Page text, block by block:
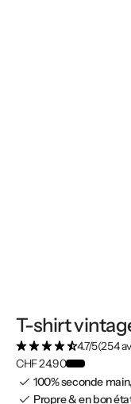
T-shirt
4.7/5(254
CHF 24.90
100% seconde
Propre & en bon